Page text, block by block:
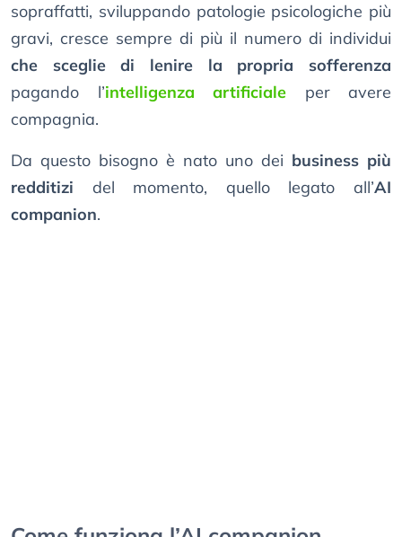
sopraffatti, sviluppando patologie psicologiche più
gravi, cresce sempre di più il numero di individui
che sceglie di lenire la propria sofferenza
pagando l’intelligenza artificiale per avere
compagnia.
Da questo bisogno è nato uno dei business più
redditizi del momento, quello legato all’AI
companion.